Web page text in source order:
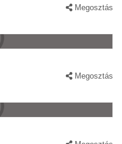
Megosztás
Megosztás